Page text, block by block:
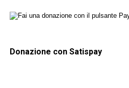
Donazione con Satispay